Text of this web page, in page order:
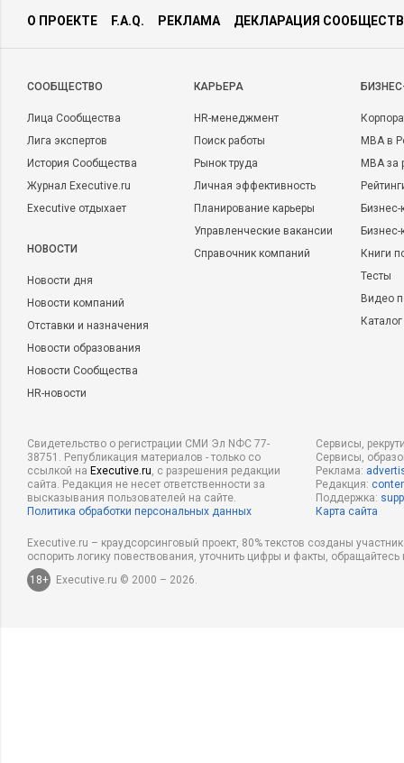
О ПРОЕКТЕ F.A.Q. РЕКЛАМА ДЕКЛАРАЦИЯ
CООБЩЕСТВО
Лица Сообщества
Лига экспертов
История Сообщества
Журнал Executive.ru
Executive отдыхает
НОВОСТИ
Новости дня
Новости компаний
Отставки и назначения
Новости образования
Новости Сообщества
HR-новости
КАРЬЕРА
HR-менеджмент
Поиск работы
Рынок труда
Личная эффективность
Планирование карьеры
Управленческие вакансии
Справочник компаний
MBA в
MBA
Бизнес-
Книги
Тесты
Видео
Свидетельство о регистрации СМИ Эл NФС 77-
38751. Републикация материалов - только со
ссылкой на Executive.ru, с разрешения редакции
сайта. Редакция не несет ответственности за
высказывания пользователей на сайте.
Политика обработки персональных данных
Сервисы,
Сервисы,
Реклама:
Редакция:
Поддержка:
Карта сайта
Executive.ru – краудсорсинговый проект, 80% текстов созданы
оспорить логику повествования, уточнить цифры и факты,
18+
Executive.ru © 2000 – 2026.